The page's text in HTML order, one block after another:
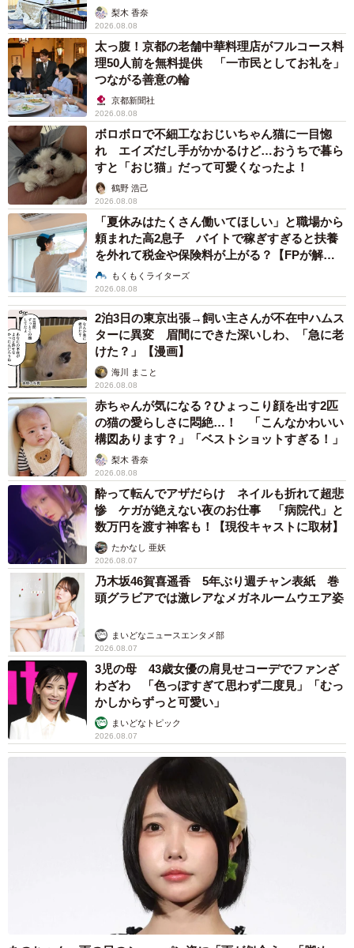
梨木 香奈
2026.08.08
太っ腹！京都の老舗中華料理店がフルコース料
理50人前を無料提供 「一市民としてお礼を」
つながる善意の輪
京都新聞社
2026.08.08
ボロボロで不細工なおじいちゃん猫に一目惚
れ エイズだし手がかかるけど…おうちで暮ら
すと「おじ猫」だって可愛くなったよ！
鶴野 浩己
2026.08.08
「夏休みはたくさん働いてほしい」と職場から
頼まれた高2息子 バイトで稼ぎすぎると扶養
を外れて税金や保険料が上がる？【FPが解
説】もくもくライターズ
2026.08.08
2泊3日の東京出張→飼い主さんが不在中ハムス
ターに異変 眉間にできた深いしわ、「急に老
けた？」【漫画】
海川 まこと
2026.08.08
赤ちゃんが気になる？ひょっこり顔を出す2匹
の猫の愛らしさに悶絶…！ 「こんなかわいい
構図あります？」「ベストショットすぎる！」
梨木 香奈
2026.08.08
酔って転んでアザだらけ ネイルも折れて超悲
惨 ケガが絶えない夜のお仕事 「病院代」と
数万円を渡す神客も！【現役キャストに取材】
たかなし 亜妖
2026.08.07
乃木坂46賀喜遥香 5年ぶり週チャン表紙 巻
頭グラビアでは激レアなメガネルームウエア姿
まいどなニュースエンタメ部
2026.08.07
3児の母 43歳女優の肩見せコーデでファンざ
わざわ 「色っぽすぎて思わず二度見」「むっ
かしからずっと可愛い」
まいどなトピック
2026.08.07